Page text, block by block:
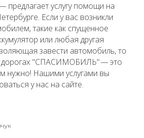
услугу помощи на
Если у вас возникли
такие как спущенное
или любая другая
завести автомобиль, то
дорогах "СПАСИМОБИЛЬ" — это
нужно! Нашими услугами вы
у нас на сайте.